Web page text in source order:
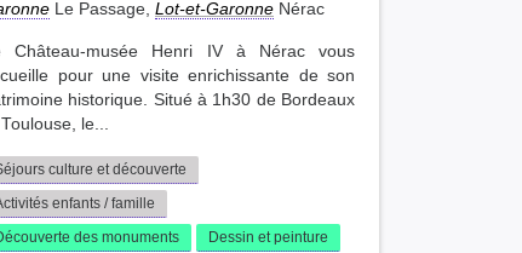
Le Passage, Lot-et-Garonne Nérac
Château-musée Henri IV à Nérac vous
pour une visite enrichissante de son
historique. Situé à 1h30 de Bordeaux
le...
culture et découverte
enfants / famille
des monuments
Dessin et peinture